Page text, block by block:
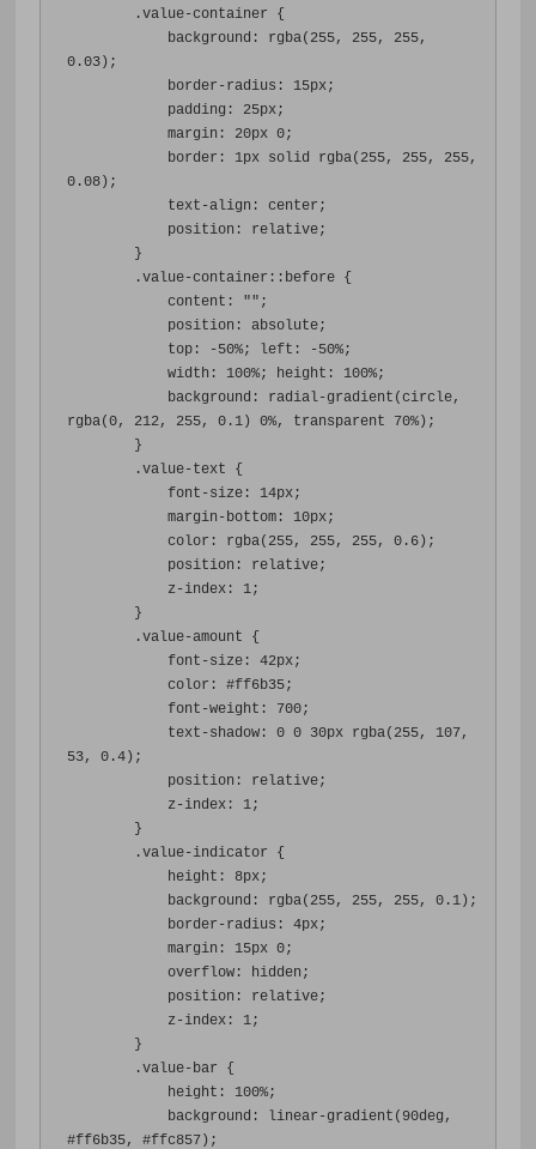
.value-container {
background : rgba( 255, 255, 255,
0.03 );
border-radius : 15px;
padding : 25px;
margin : 20px 0;
border : 1px solid rgba( 255, 255, 255,
0.08 );
text-align : center ;
position : relative;
}
.value-container :: before {
content : "" ;
position : absolute;
top : -50%; left : -50%;
width : 100%; height : 100%;
background : radial-gradient (circle,
rgba(0, 212, 255, 0.1 ) 0%, transparent 70% );
}
.value-text {
font-size : 14px;
margin-bottom : 10px;
color : rgba( 255, 255, 255, 0.6 );
position : relative;
z-index : 1;
}
.value-amount {
font-size : 42px;
color : #ff6b35;
font-weight : 700;
text-shadow : 0 0 30px rgba( 255, 107,
53, 0.4 );
position : relative;
z-index : 1;
}
.value-indicator {
height : 8px;
background : rgba( 255, 255, 255, 0.1 );
border-radius : 4px;
margin : 15px 0;
overflow : hidden ;
position : relative;
z-index : 1;
}
.value-bar {
height : 100%;
background : linear-gradient ( 90deg ,
#ff6b35, #ffc857 );